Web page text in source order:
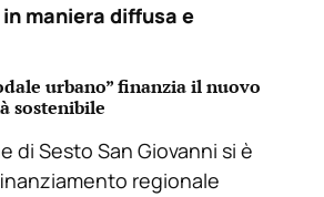
maniera diffusa e
urbano” finanzia il nuovo
sostenibile
di Sesto San Giovanni si è
regionale